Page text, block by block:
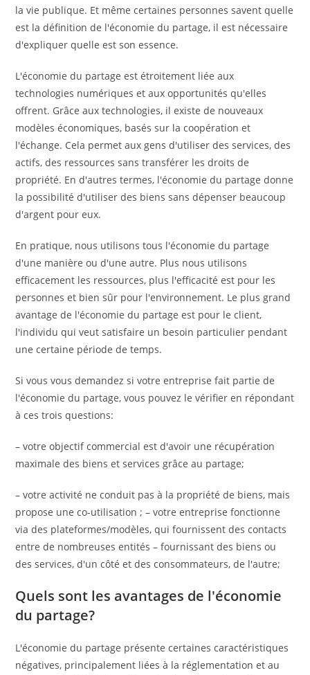
la vie publique. Et même certaines personnes savent quelle
est la définition de l'économie du partage, il est nécessaire
d'expliquer quelle est son essence.
L'économie du partage est étroitement liée aux
technologies numériques et aux opportunités qu'elles
offrent. Grâce aux technologies, il existe de nouveaux
modèles économiques, basés sur la coopération et
l'échange. Cela permet aux gens d'utiliser des services, des
actifs, des ressources sans transférer les droits de
propriété. En d'autres termes, l'économie du partage donne
la possibilité d'utiliser des biens sans dépenser beaucoup
d'argent pour eux.
En pratique, nous utilisons tous l'économie du partage
d'une manière ou d'une autre. Plus nous utilisons
efficacement les ressources, plus l'efficacité est pour les
personnes et bien sûr pour l'environnement. Le plus grand
avantage de l'économie du partage est pour le client,
l'individu qui veut satisfaire un besoin particulier pendant
une certaine période de temps.
Si vous vous demandez si votre entreprise fait partie de
l'économie du partage, vous pouvez le vérifier en répondant
à ces trois questions:
– votre objectif commercial est d'avoir une récupération
maximale des biens et services grâce au partage;
– votre activité ne conduit pas à la propriété de biens, mais
propose une co-utilisation ; – votre entreprise fonctionne
via des plateformes/modèles, qui fournissent des contacts
entre de nombreuses entités – fournissant des biens ou
des services, d'un côté et des consommateurs, de l'autre;
Quels sont les avantages de l'économie
du partage?
L'économie du partage présente certaines caractéristiques
négatives, principalement liées à la réglementation et au